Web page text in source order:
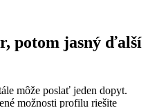
potom jasný ďalší
môže poslať jeden dopyt.
možnosti profilu riešite